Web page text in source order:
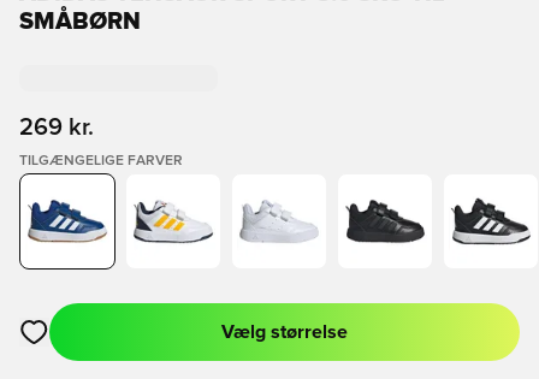
SMÅBØRN
269 kr.
TILGÆNGELIGE FARVER
Åbner en Modal til at logge ind eller tilmelde dig som medlem
Vælg størrelse